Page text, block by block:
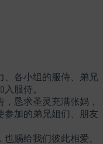
、各小组的服侍、弟兄
服侍。
恳求圣灵充满张妈，
参加的弟兄姐们、朋友
赐给我们彼此相爱、